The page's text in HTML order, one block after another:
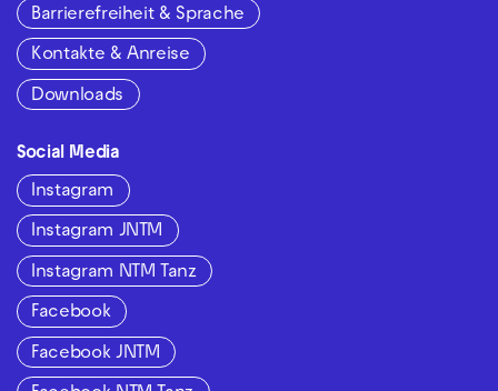
Barrierefreiheit & Sprache
Kontakte & Anreise
Downloads
Social Media
Instagram
Instagram JNTM
Instagram NTM Tanz
Facebook
Facebook JNTM